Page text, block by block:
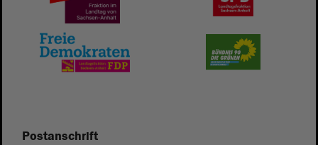
Postanschrift